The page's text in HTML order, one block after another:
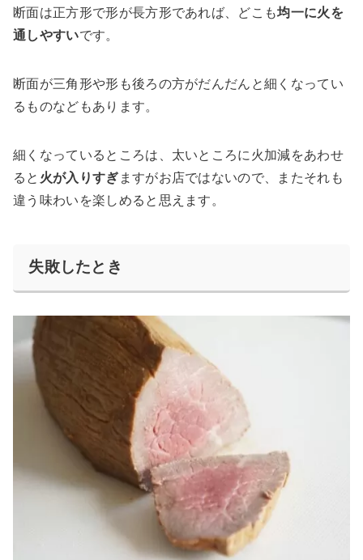
断面は正方形で形が長方形であれば、どこも均一に火を
通しやすいです。
断面が三角形や形も後ろの方がだんだんと細くなってい
るものなどもあります。
細くなっているところは、太いところに火加減をあわせ
ると 火が入りすぎ ますがお店ではないので、またそれも
違う味わいを楽しめると思えます。
失敗したとき